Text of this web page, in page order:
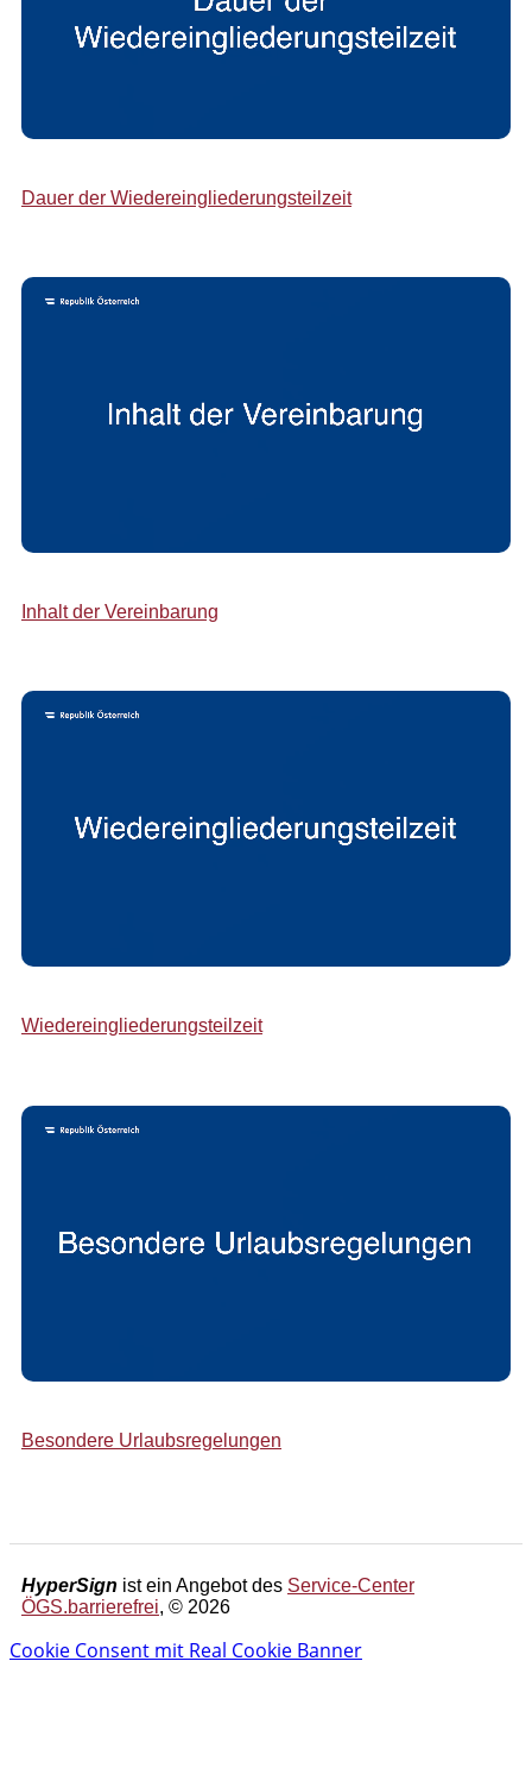
Dauer der Wiedereingliederungsteilzeit
Inhalt der Vereinbarung
Wiedereingliederungsteilzeit
Besondere Urlaubsregelungen
HyperSign ist ein Angebot des Service-Center
ÖGS.barrierefrei, © 2026
Cookie Consent mit Real Cookie Banner